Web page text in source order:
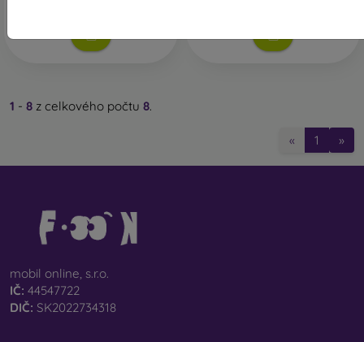
1 - 8 z celkového počtu 8.
« 1 »
mobil online, s.r.o.
IČ: 44547722
DIČ: SK2022734318